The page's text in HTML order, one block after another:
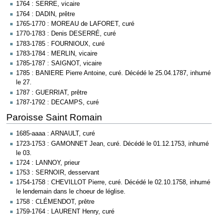
1764 : SERRE, vicaire
1764 : DADIN, prêtre
1765-1770 : MOREAU de LAFORET, curé
1770-1783 : Denis DESERRÉ, curé
1783-1785 : FOURNIOUX, curé
1783-1784 : MERLIN, vicaire
1785-1787 : SAIGNOT, vicaire
1785 : BANIERE Pierre Antoine, curé. Décédé le 25.04.1787, inhumé
le 27.
1787 : GUERRIAT, prêtre
1787-1792 : DECAMPS, curé
Paroisse Saint Romain
1685-aaaa : ARNAULT, curé
1723-1753 : GAMONNET Jean, curé. Décédé le 01.12.1753, inhumé
le 03.
1724 : LANNOY, prieur
1753 : SERNOIR, desservant
1754-1758 : CHEVILLOT Pierre, curé. Décédé le 02.10.1758, inhumé
le lendemain dans le choeur de léglise.
1758 : CLÉMENDOT, prêtre
1759-1764 : LAURENT Henry, curé